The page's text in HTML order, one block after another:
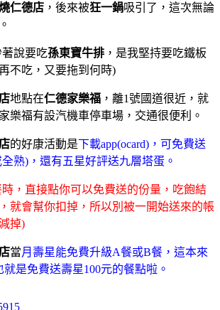
仁德店 ，後來被狂一鍋吸引了，這次無論
說要吃孫東寶牛排 ，是我堅持要吃鐵板
不吃，又要拖到何時)
地點在仁德家樂福 ，離1號國道很近，就
樂福有設汽機車停車場，交通很便利。
的好康活動是下載app(ocard)，可免費送
熟)，還有五星好評送九層塔蛋。
，直接點你可以免費送的份量，吃飽結
就會幫你扣掉，所以別被一開始送來的帳
掉)
當月壽星能免費升級A餐或B餐，這本來
是免費送壽星100元的餐點啦。